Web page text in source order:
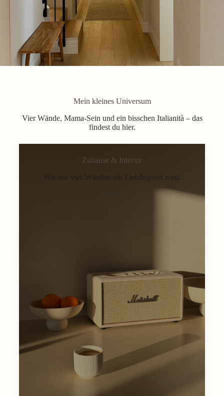
Mein kleines Universum
Vier Wände, Mama-Sein und ein bisschen Italianità – das
findest du hier.
Zuhause & Interior
Wie aus vier Wänden ein Lieblingsort wird.